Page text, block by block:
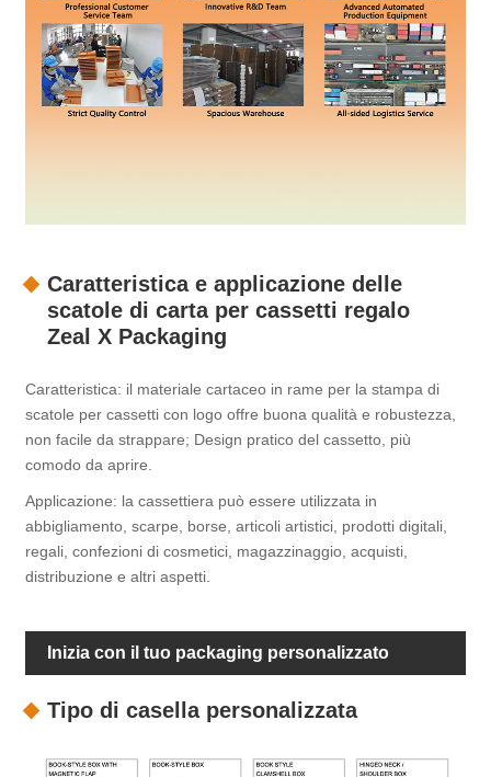
Caratteristica e applicazione delle
scatole di carta per cassetti regalo
Zeal X Packaging
Caratteristica: il materiale cartaceo in rame per la stampa di
scatole per cassetti con logo offre buona qualità e robustezza,
non facile da strappare; Design pratico del cassetto, più
comodo da aprire.
Applicazione: la cassettiera può essere utilizzata in
abbigliamento, scarpe, borse, articoli artistici, prodotti digitali,
regali, confezioni di cosmetici, magazzinaggio, acquisti,
distribuzione e altri aspetti.
Inizia con il tuo packaging personalizzato
Tipo di casella personalizzata